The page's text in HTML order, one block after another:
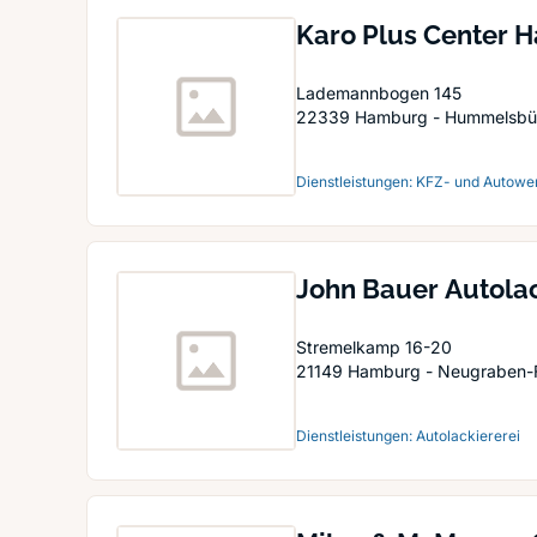
Karo Plus Center
Lademannbogen 145
22339 Hamburg -
Dienstleistungen: KFZ- und
John Bauer
Stremelkamp 16-20
21149 Hamburg -
Dienstleistungen: Autolackiererei